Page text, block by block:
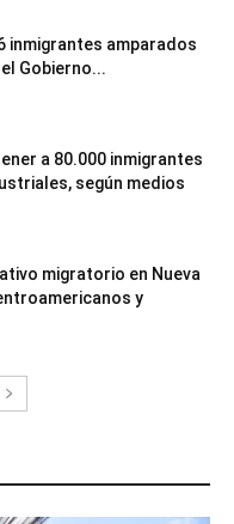
inmigrantes amparados
Gobierno...
a 80.000 inmigrantes
según medios
migratorio en Nueva
y